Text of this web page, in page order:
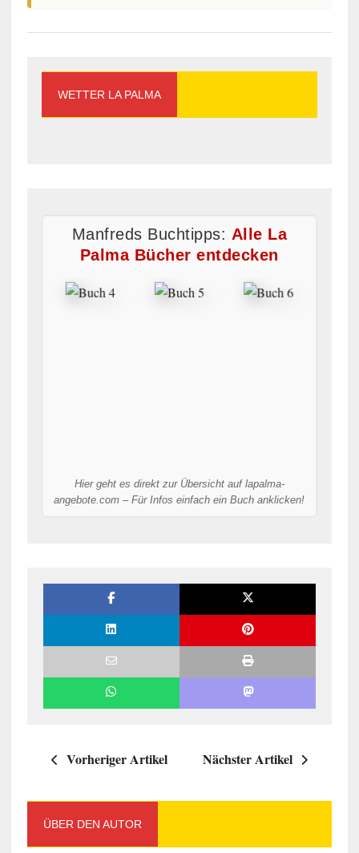
WETTER LA PALMA
Manfreds Buchtipps: Alle La
Palma Bücher entdecken
Hier geht es direkt zur Übersicht auf lapalma-
angebote.com – Für Infos einfach ein Buch anklicken!
Vorheriger Artikel Nächster Artikel
ÜBER DEN AUTOR